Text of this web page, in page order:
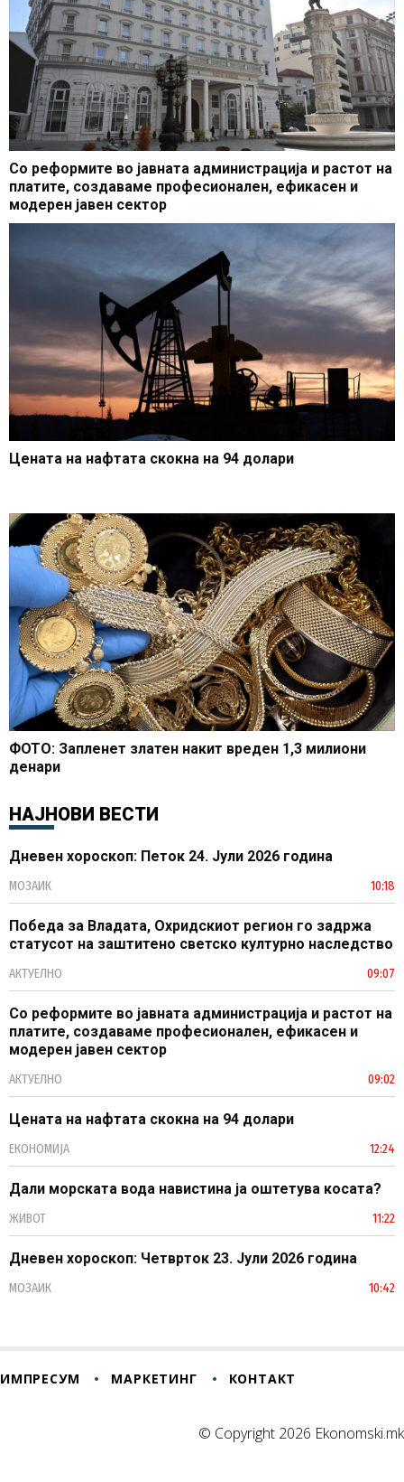
Со реформите во јавната администрација и растот на
платите, создаваме професионален, ефикасен и
модерен јавен сектор
Цената на нафтата скокна на 94 долари
ФОТО: Запленет златен накит вреден 1,3 милиони
денари
НАЈНОВИ ВЕСТИ
Дневен хороскоп: Петок 24. Јули 2026 година
МОЗАИК 10:18
Победа за Владата, Охридскиот регион го задржа
статусот на заштитено светско културно наследство
АКТУЕЛНО 09:07
Со реформите во јавната администрација и растот на
платите, создаваме професионален, ефикасен и
модерен јавен сектор
АКТУЕЛНО 09:02
Цената на нафтата скокна на 94 долари
ЕКОНОМИЈА 12:24
Дали морската вода навистина ја оштетува косата?
ЖИВОТ 11:22
Дневен хороскоп: Четврток 23. Јули 2026 година
МОЗАИК 10:42
ИМПРЕСУМ МАРКЕТИНГ КОНТАКТ
© Copyright 2026 Ekonomski.mk